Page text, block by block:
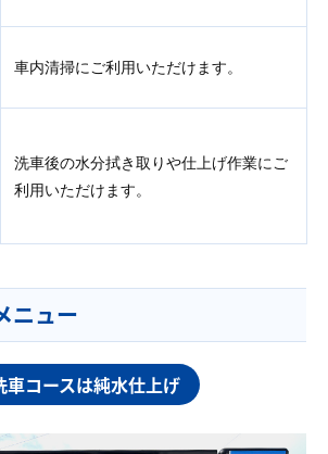
車内清掃にご利用いただけます。
洗車後の水分拭き取りや仕上げ作業にご
利用いただけます。
ニュー
車コースは純水仕上げ